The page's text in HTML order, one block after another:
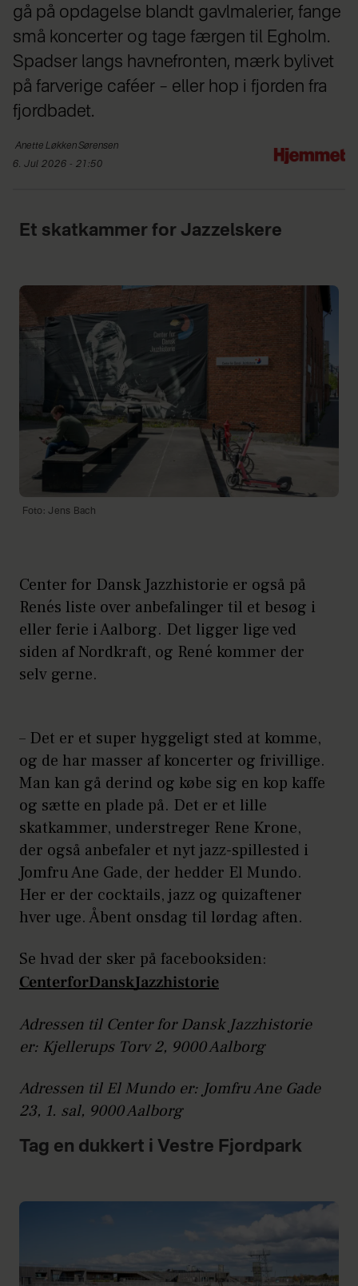
gå på opdagelse blandt gavlmalerier, fange
små koncerter og tage færgen til Egholm.
Spadser langs havnefronten, mærk bylivet
på farverige caféer – eller hop i fjorden fra
fjordbadet.
Anette LøkkenSørensen
6. Jul 2026 - 21:50
Et skatkammer for Jazzelskere
Foto: Jens Bach
Center for Dansk Jazzhistorie er også på
Renés liste over anbefalinger til et besøg i
eller ferie i Aalborg. Det ligger lige ved
siden af Nordkraft, og René kommer der
selv gerne.
– Det er et super hyggeligt sted at komme,
og de har masser af koncerter og frivillige.
Man kan gå derind og købe sig en kop kaffe
og sætte en plade på. Det er et lille
skatkammer, understreger Rene Krone,
der også anbefaler et nyt jazz-spillested i
Jomfru Ane Gade, der hedder El Mundo.
Her er der cocktails, jazz og quizaftener
hver uge. Åbent onsdag til lørdag aften.
Se hvad der sker på facebooksiden:
CenterforDanskJazzhistorie
Adressen til Center for Dansk Jazzhistorie
er: Kjellerups Torv 2, 9000 Aalborg
Adressen til El Mundo er: Jomfru Ane Gade
23, 1. sal, 9000 Aalborg
Tag en dukkert i Vestre Fjordpark